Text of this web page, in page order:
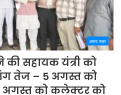
अपना शहर
सहायक यंत्री को
तेज – 5 अगस्त को
को कलेक्टर को